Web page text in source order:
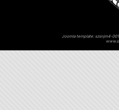
Joomla template: szsnjm4-